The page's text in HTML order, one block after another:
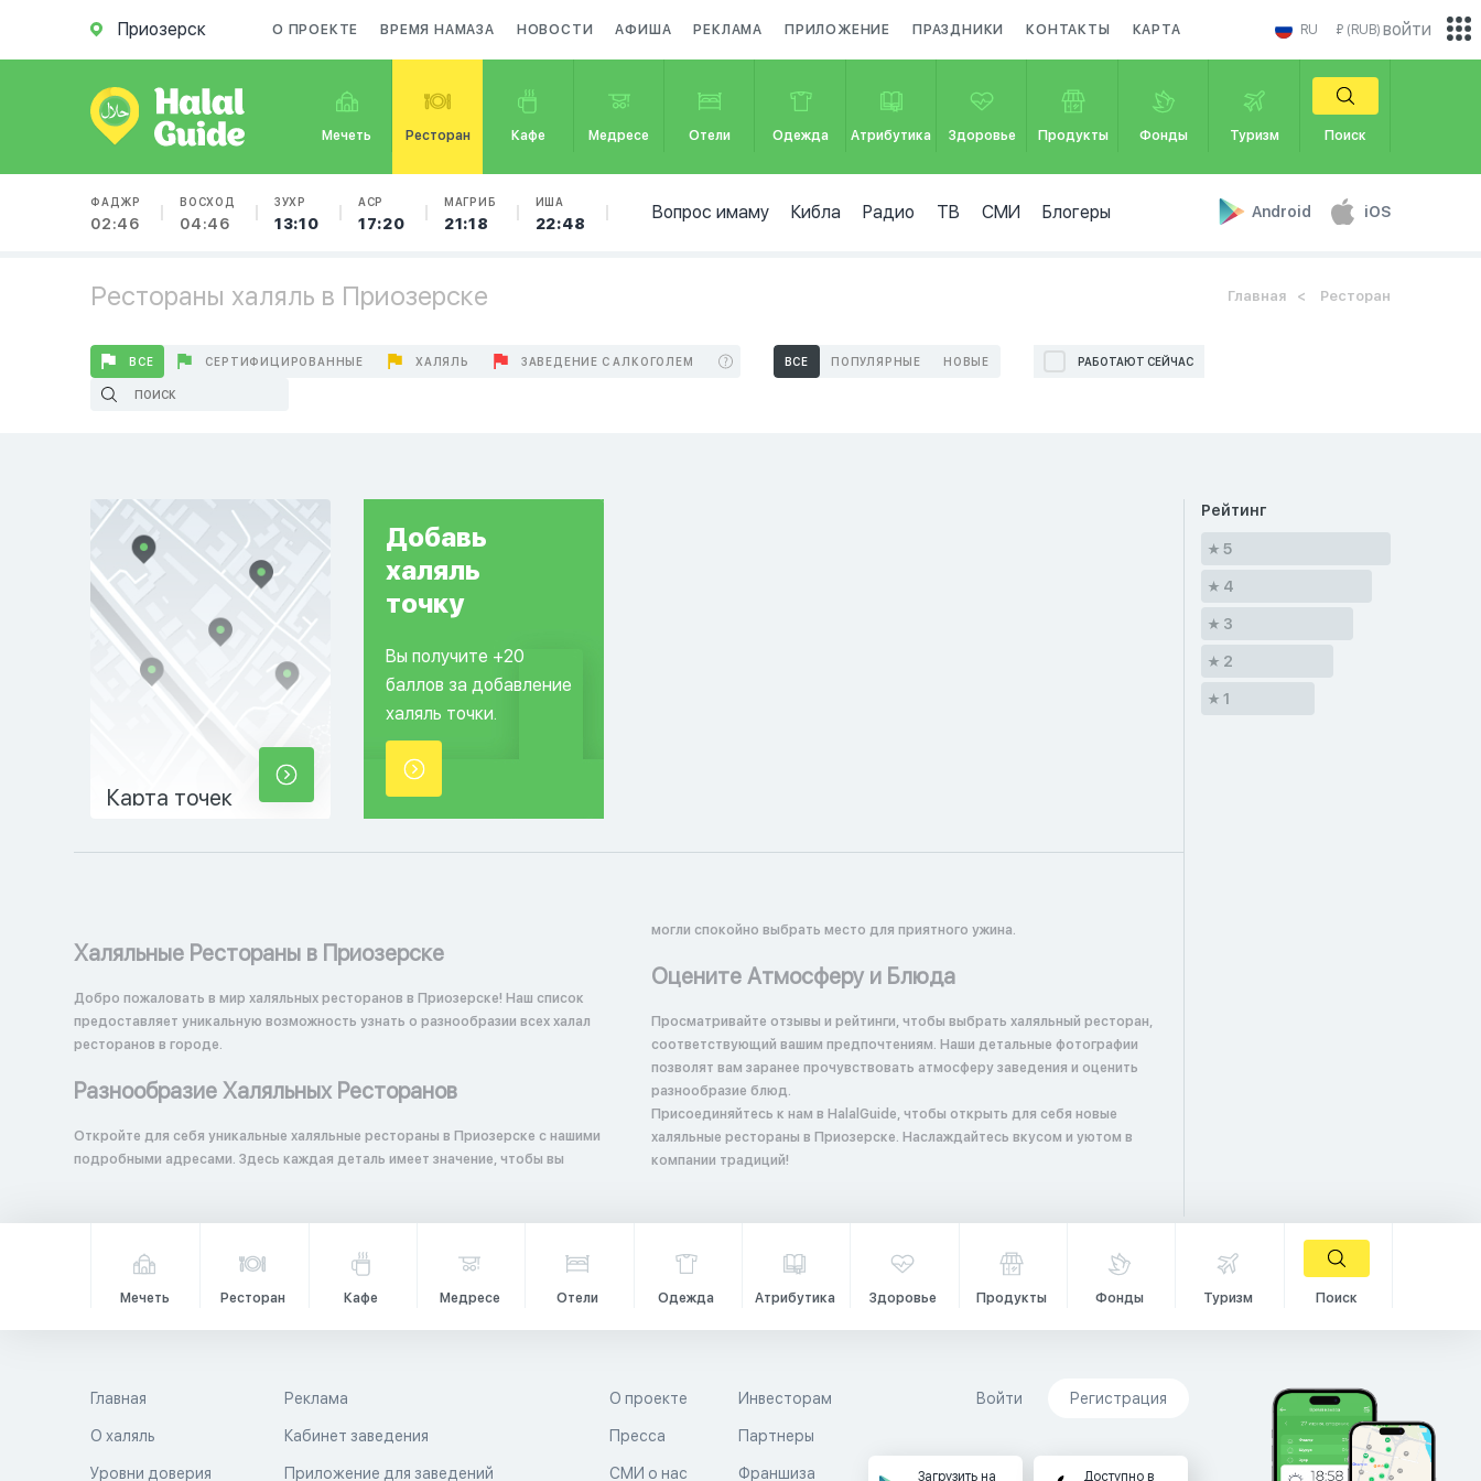
Приозерск О ПРОЕКТЕ ВРЕМЯ НАМАЗА НОВОСТИ АФИША РЕКЛАМА ПРИЛОЖЕНИЕ ПРАЗДНИКИ КОНТАКТЫ КАРТА RU ₽ (RUB)
Мечеть Ресторан Кафе Медресе Отели Одежда Атрибутика Здоровье Продукты Фонды Туризм Поиск
ФАДЖР
02:46
ВОСХОД
04:46
ЗУХР
13:10
АСР
17:20
МАГРИБ
21:18
ИША
22:48
Вопрос имаму Кибла Радио ТВ СМИ Блогеры Android iOS
войти
Рестораны халяль в Приозерске Главная Ресторан
ВСЕ СЕРТИФИЦИРОВАННЫЕ ХАЛЯЛЬ ЗАВЕДЕНИЕ С АЛКОГОЛЕМ ВСЕ ПОПУЛЯРНЫЕ НОВЫЕ РАБОТАЮТ СЕЙЧАС
Карта точек
Добавь
халяль
точку
Вы получите +20
баллов за добавление
халяль точки.
Халяльные Рестораны в Приозерске
Добро пожаловать в мир халяльных ресторанов в Приозерске! Наш список
предоставляет уникальную возможность узнать о разнообразии всех халал
ресторанов в городе.
Разнообразие Халяльных Ресторанов
Откройте для себя уникальные халяльные рестораны в Приозерске с нашими
подробными адресами. Здесь каждая деталь имеет значение, чтобы вы
могли спокойно выбрать место для приятного ужина.
Оцените Атмосферу и Блюда
Просматривайте отзывы и рейтинги, чтобы выбрать халяльный ресторан,
соответствующий вашим предпочтениям. Наши детальные фотографии
позволят вам заранее прочувствовать атмосферу заведения и оценить
разнообразие блюд.
Присоединяйтесь к нам в HalalGuide, чтобы открыть для себя новые
халяльные рестораны в Приозерске. Наслаждайтесь вкусом и уютом в
компании традиций!
Рейтинг
5
4
3
2
1
Мечеть Ресторан Кафе Медресе Отели Одежда Атрибутика Здоровье Продукты Фонды Туризм Поиск
Главная
О халяль
Уровни доверия
Реклама
Кабинет заведения
Приложение для заведений
О проекте
Пресса
СМИ о нас
Инвесторам
Партнеры
Франшиза
Войти Регистрация
Загрузить на Доступно в